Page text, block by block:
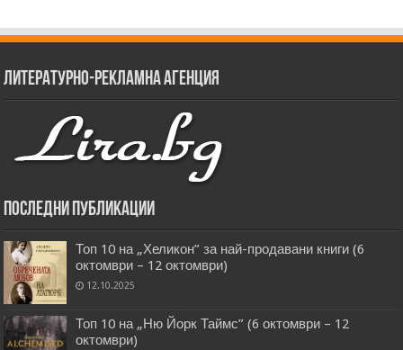
Литературно-рекламна агенция
Последни публикации
Топ 10 на „Хеликон” за най-продавани книги (6
октомври – 12 октомври)
12.10.2025
Топ 10 на „Ню Йорк Таймс” (6 октомври – 12
октомври)